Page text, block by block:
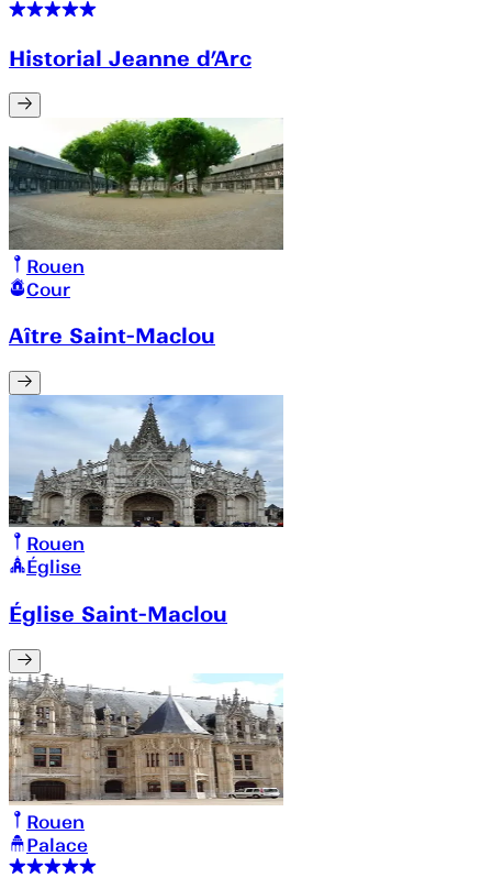
Historial Jeanne d’Arc
Rouen
Cour
Aître Saint-Maclou
Rouen
Église
Église Saint-Maclou
Rouen
Palace